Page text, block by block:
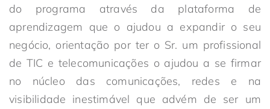
do programa através da plataforma de
aprendizagem que o ajudou a expandir o seu
negócio, orientação por ter o Sr. um profissional
de TIC e telecomunicações o ajudou a se firmar
no núcleo das comunicações, redes e na
visibilidade inestimável que advém de ser um